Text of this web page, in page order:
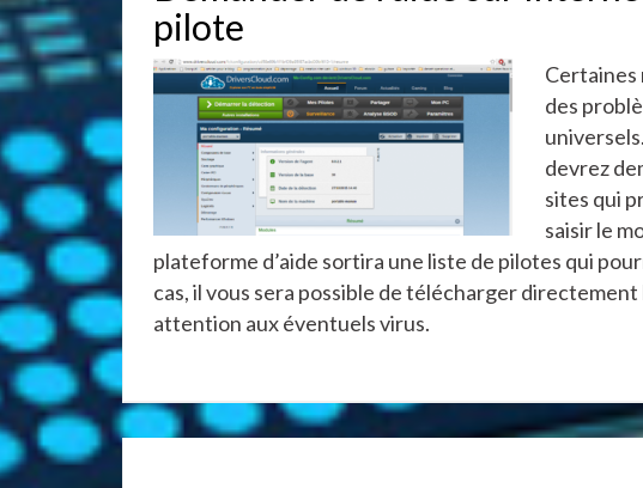
pilote
Certaines
des
devrez
sites qui
saisir le
plateforme d’aide sortira une liste de pilotes qui
cas, il vous sera possible de télécharger
attention aux éventuels virus.